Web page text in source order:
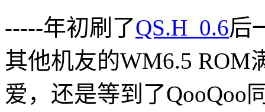
-----年初刷了QS.H_0.6后
其他机友的WM6.5 ROM
爱，还是等到了QooQoo